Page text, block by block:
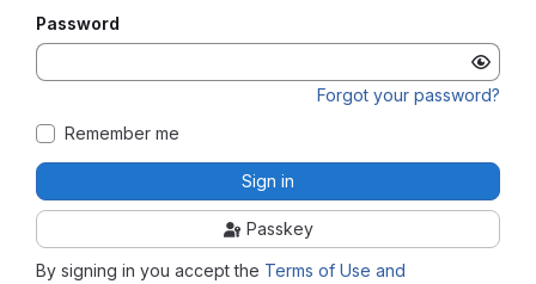
Password
Forgot your password?
Remember me
Sign in
Passkey
By signing in you accept the Terms of Use and